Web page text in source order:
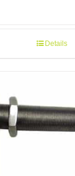
Details